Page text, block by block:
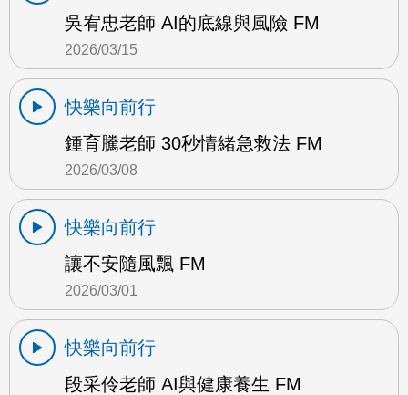
吳宥忠老師 AI的底線與風險 FM
2026/03/15
快樂向前行
鍾育騰老師 30秒情緒急救法 FM
2026/03/08
快樂向前行
讓不安隨風飄 FM
2026/03/01
快樂向前行
段采伶老師 AI與健康養生 FM